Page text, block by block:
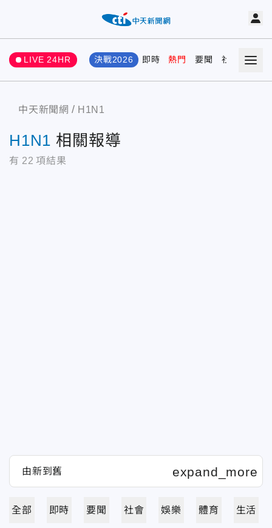
LIVE 24HR 決戰2026 即時 熱門 要聞 社會 娛樂
中天新聞網 H1N1
H1N1 相關報導
有 22 項結果
全部 即時 要聞 社會 娛樂 體育 生活